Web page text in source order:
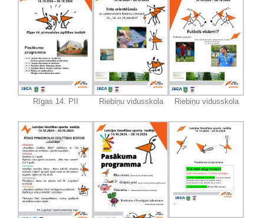
Rīgas 14. PII Riebiņu vidusskola Riebiņu vidusskola